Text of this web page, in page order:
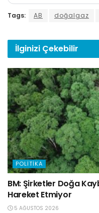
Tags: AB doğalgaz
İlginizi Çekebilir
POLITIKA
BM: Şirketler Doğa
Hareket Etmiyor
5 AĞUSTOS 2026